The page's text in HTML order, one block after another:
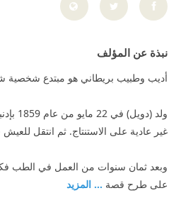
نبذة عن المؤلف
أديب وطبيب بريطاني هو مبتدع شخصية
ولد
غير عادية على الاستنتاج. ثم انتقل
وبعد ثمان سنوات من العمل في الطب
على طرح قصة ... المزيد